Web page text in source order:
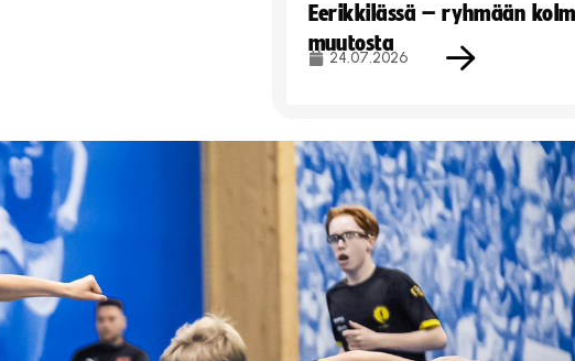
Eerikkilässä – ryhmään
muutosta
24.07.2026